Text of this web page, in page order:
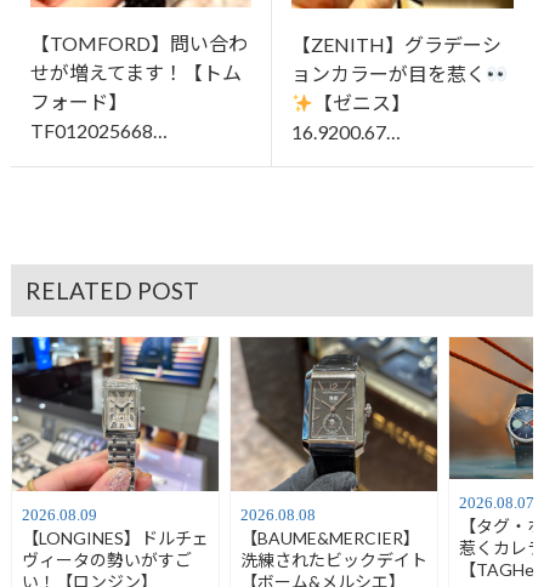
【TOMFORD】問い合わ
せが増えてます！【トム
フォード】
TF012025668…
【ZENITH】グラデーシ
ョンカラーが目を惹く
【ゼニス】
16.9200.67…
RELATED POST
2026.08.09
【LONGINES】ドルチェ
ヴィータの勢いがすご
い！【ロンジン】
2026.08.08
【BAUME&MERCIER】
洗練されたビックデイト
【ボーム&メルシエ】
2026.08.07
【タグ・
惹くカレラ
【